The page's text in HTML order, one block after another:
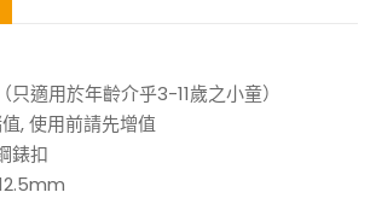
適用於年齡介乎3-11歲之小童）
, 使用前請先增值
錶扣